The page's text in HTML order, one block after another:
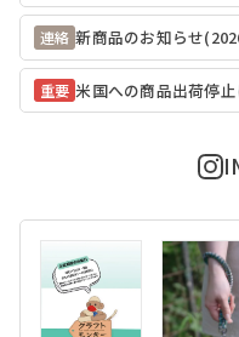
連絡 新商品のお知らせ
重要 米国への商品出荷停